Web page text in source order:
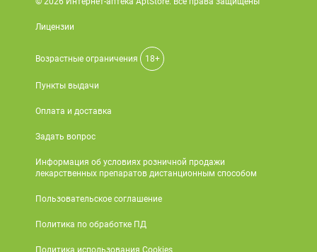
Лицензии
Возрастные ограничения 18+
Пункты выдачи
Оплата и доставка
Задать вопрос
Информация об условиях розничной продажи
лекарственных препаратов дистанционным способом
Пользовательское соглашение
Политика по обработке ПД
Политика использования Cookies